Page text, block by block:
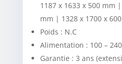
1187 x 1633 x 500 mm
mm | 1328 x 1700 x
Poids : N.C
Alimentation : 100 –
Garantie : 3 ans